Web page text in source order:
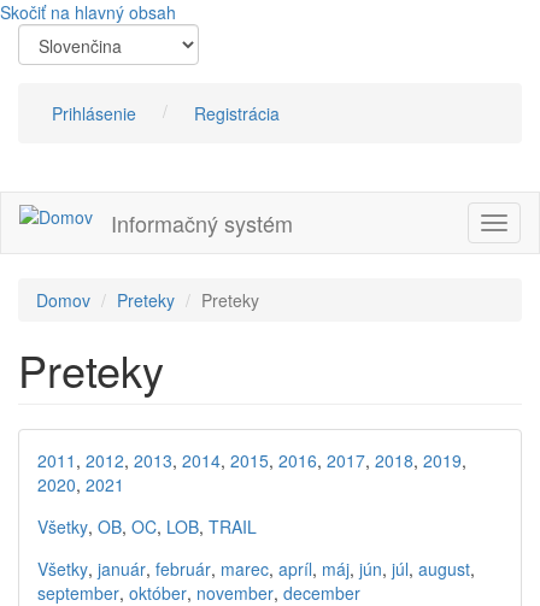
Skočiť na hlavný obsah
Prihlásenie Registrácia
Informačný systém
Domov Preteky Preteky
Preteky
2011 , 2012, 2013, 2014, 2015, 2016, 2017, 2018, 2019,
2020, 2021
Všetky, OB, OC, LOB, TRAIL
Všetky, január, február, marec, apríl, máj, jún, júl, august,
september, október, november, december